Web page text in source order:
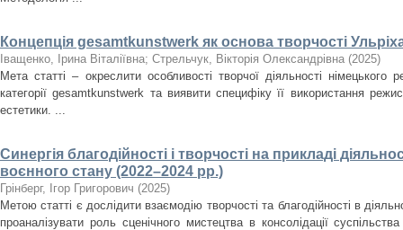
Концепція gesamtkunstwerk як основа творчості
Іващенко, Ірина Віталіївна; Стрельчук, Вікторія Олександрівна (2025)
Мета статті – окреслити особливості творчої діяльності
категорії gesamtkunstwerk та виявити специфіку її використання
естетики. ...
Синергія благодійності і творчості на прикладі
воєнного стану (2022–2024 рр.)
Грінберг, Ігор Григорович (2025)
Метою статті є дослідити взаємодію творчості та благодійності в
проаналізувати роль сценічного мистецтва в консолідації